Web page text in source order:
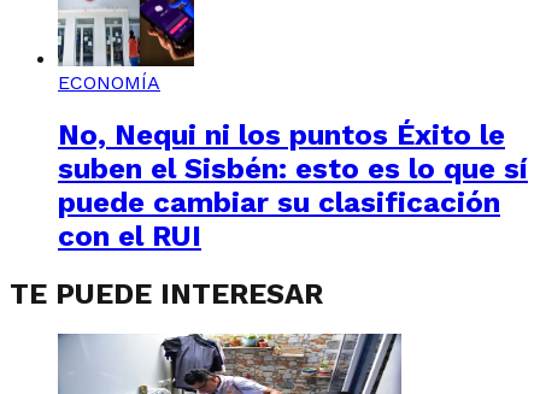
ECONOMÍA
No, Nequi ni los puntos Éxito le
suben el Sisbén: esto es lo que sí
puede cambiar su clasificación
con el RUI
TE PUEDE INTERESAR